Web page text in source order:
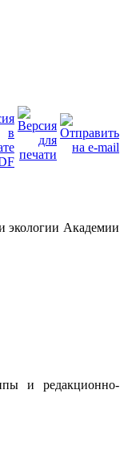
экологии Академии
и редакционно-